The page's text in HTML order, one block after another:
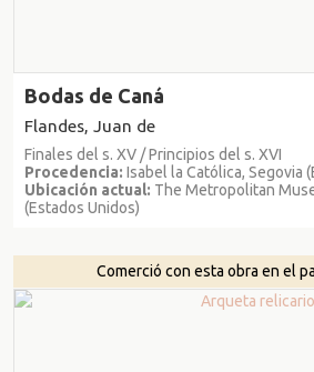
Bodas de Caná
Flandes, Juan de
Finales del s. XV / Principios del s. XVI
Procedencia: Isabel la Católica, Segovia
Ubicación actual: The Metropolitan
(Estados Unidos)
Comerció con esta obra en el